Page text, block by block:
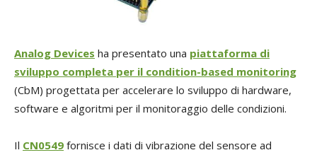
Analog Devices ha presentato una piattaforma di
sviluppo completa per il condition-based monitoring
(CbM) progettata per accelerare lo sviluppo di hardware,
software e algoritmi per il monitoraggio delle condizioni.
Il CN0549 fornisce i dati di vibrazione del sensore ad